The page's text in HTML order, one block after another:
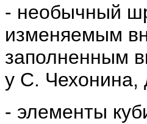
- необычный
изменяемым
заполненным
у С. Чехонина,
- элементы